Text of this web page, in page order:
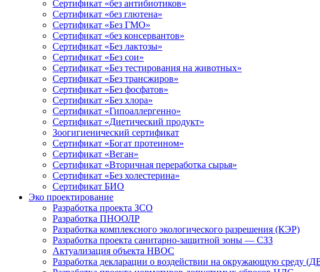
Сертификат «без антибиотиков»
Сертификат «без глютена»
Сертификат «Без ГМО»
Сертификат «без консервантов»
Сертификат «Без лактозы»
Сертификат «Без сои»
Сертификат «Без тестирования на животных»
Сертификат «Без трансжиров»
Сертификат «Без фосфатов»
Сертификат «Без хлора»
Сертификат «Гипоаллергенно»
Сертификат «Диетический продукт»
Зоогигиенический сертификат
Сертификат «Богат протеином»
Сертификат «Веган»
Сертификат «Вторичная переработка сырья»
Сертификат «Без холестерина»
Сертификат БИО
Эко проектирование
Разработка проекта ЗСО
Разработка ПНООЛР
Разработка комплексного экологического разрешения (КЭР)
Разработка проекта санитарно-защитной зоны — СЗЗ
Актуализация объекта НВОС
Разработка декларации о воздействии на окружающую среду